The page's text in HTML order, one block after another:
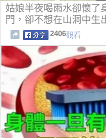
姑娘半夜喝雨水卻懷了
門，卻不想在山洞中
2406觀看